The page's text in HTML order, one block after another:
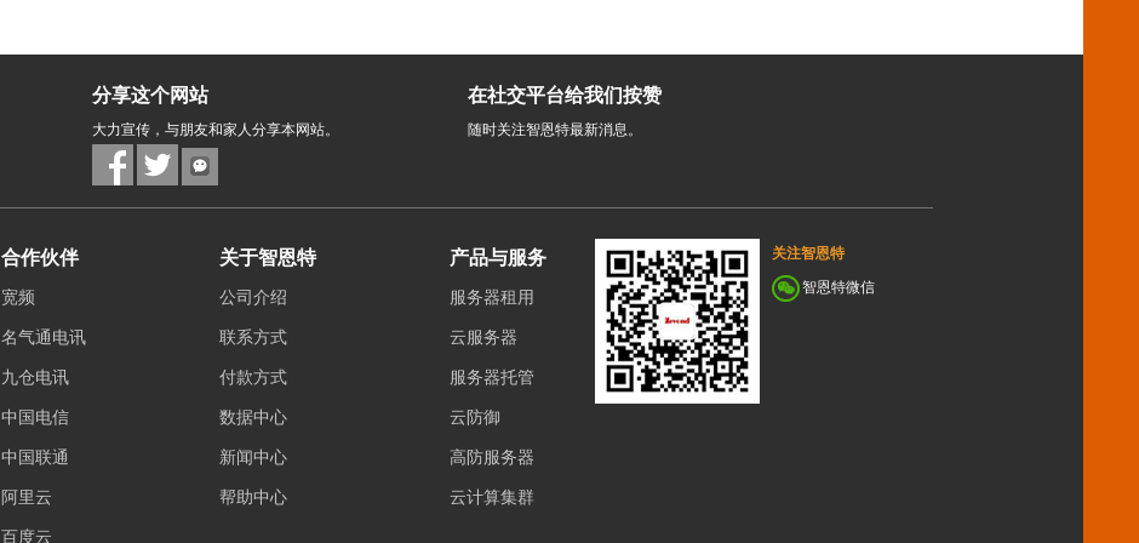
分享这个网站
大力宣传，与朋友和家人分享本网站。
在社交平台给我们按赞
随时关注智恩特最新消息。
合作伙伴
宽频
名气通电讯
九仓电讯
中国电信
中国联通
阿里云
百度云
关于智恩特
公司介绍
联系方式
付款方式
数据中心
新闻中心
帮助中心
产品与服务
服务器租用
云服务器
服务器托管
云防御
高防服务器
云计算集群
关注智恩特
智恩特微信